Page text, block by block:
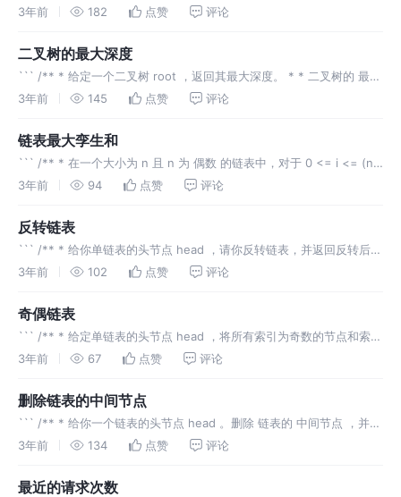
顺序排列形成一个 叶值序列 。 * * * * 举个例子，如上图所示，给定一
3年前 182 点赞 评论
二叉树的最大深度
``` /** * 给定一个二叉树 root ，返回其最大深度。 * * 二叉树的 最大
深度 是指从根节点到最远叶子节点的最长路径上的节点数。 *
3年前 145 点赞 评论
链表最大孪生和
``` /** * 在一个大小为 n 且 n 为 偶数 的链表中，对于 0 <= i <= (n /
2) - 1 的 i ，第 i 个节点（下标从 0 开始）的孪生节点为第 (n-1-i) 个节
3年前 94 点赞 评论
反转链表
``` /** * 给你单链表的头节点 head ，请你反转链表，并返回反转后的
链表。 */ public class ReverseList { /** * 题解: * 1. 判断当前head
3年前 102 点赞 评论
奇偶链表
``` /** * 给定单链表的头节点 head ，将所有索引为奇数的节点和索引
为偶数的节点分别组合在一起，然后返回重新排序的列表。 * * 第一个
3年前 67 点赞 评论
删除链表的中间节点
``` /** * 给你一个链表的头节点 head 。删除 链表的 中间节点 ，并返
回修改后的链表的头节点 head 。 * * 长度为 n 链表的中间节点是从头
3年前 134 点赞 评论
最近的请求次数